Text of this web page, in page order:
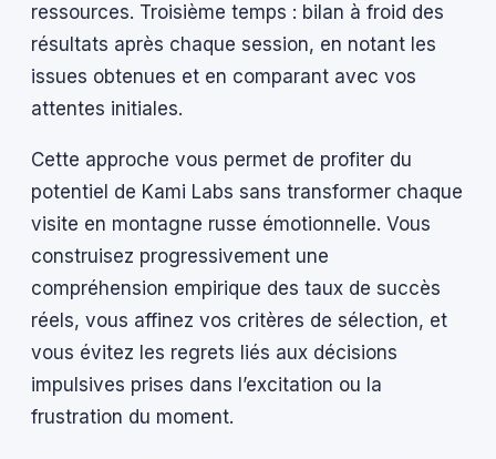
ressources. Troisième temps : bilan à froid des
résultats après chaque session, en notant les
issues obtenues et en comparant avec vos
attentes initiales.
Cette approche vous permet de profiter du
potentiel de Kami Labs sans transformer chaque
visite en montagne russe émotionnelle. Vous
construisez progressivement une
compréhension empirique des taux de succès
réels, vous affinez vos critères de sélection, et
vous évitez les regrets liés aux décisions
impulsives prises dans l’excitation ou la
frustration du moment.